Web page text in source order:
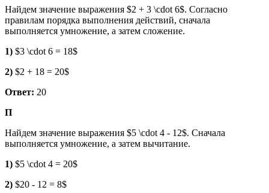
Найдем значение выражения $2 + 3 \cdot 6$. Согласно
правилам порядка выполнения действий, сначала
выполняется умножение, а затем сложение.
1) $3 \cdot 6 = 18$
2) $2 + 18 = 20$
Ответ: 20
П
Найдем значение выражения $5 \cdot 4 - 12$. Сначала
выполняется умножение, а затем вычитание.
1) $5 \cdot 4 = 20$
2) $20 - 12 = 8$